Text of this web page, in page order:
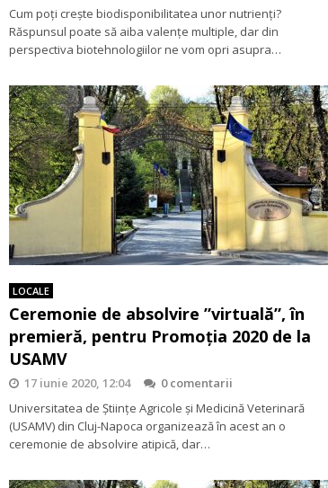
Cum poți crește biodisponibilitatea unor nutrienți?
Răspunsul poate să aiba valențe multiple, dar din
perspectiva biotehnologiilor ne vom opri asupra…
LOCALE
Ceremonie de absolvire ”virtuală”, în
premieră, pentru Promoția 2020 de la
USAMV
17 iunie 2020, 12:04
0 comentarii
Universitatea de Științe Agricole și Medicină Veterinară
(USAMV) din Cluj-Napoca organizează în acest an o
ceremonie de absolvire atipică, dar…